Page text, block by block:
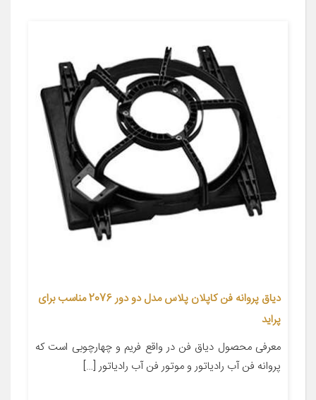
دیاق پروانه فن کاپلان پلاس مدل دو دور 2076 مناسب برای
پراید
معرفی محصول دیاق فن در واقع فریم و چهارچوبی است که
پروانه فن آب رادیاتور و موتور فن آب رادیاتور […]